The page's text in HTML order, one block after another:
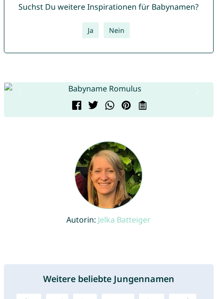
Suchst Du weitere Inspirationen für Babynamen?
Ja Nein
Autorin: Jelka Batteiger
Weitere beliebte Jungennamen